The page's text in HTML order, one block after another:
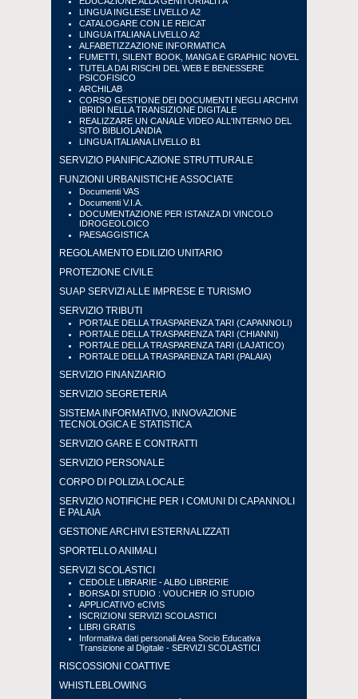
LINGUA INGLESE LIVELLO A2
CATALOGARE CON LE REICAT
LINGUA ITALIANA LIVELLO A2
ALFABETIZZAZIONE INFORMATICA
FUMETTI, SILENT BOOK, MANGA E GRAPHIC NOVEL
TUTELA DAI RISCHI DEL WEB E BENESSERE
PSICOFISICO
ARCHILAB
CORSO GESTIONE DEI DOCUMENTI NEGLI ARCHIVI
IBRIDI NELLA TRANSIZIONE DIGITALE
REALIZZARE UN CANALE VIDEO ALL'INTERNO DEL
SITO BIBLIOLANDIA
LINGUA ITALIANA LIVELLO B1
SERVIZIO PIANIFICAZIONE STRUTTURALE
FUNZIONI URBANISTICHE ASSOCIATE
Documenti VAS
Documenti V.I.A.
DOCUMENTAZIONE PER ISTANZA DI VINCOLO
IDROGEOLOICO
PAESAGGISTICA
REGOLAMENTO EDILIZIO UNITARIO
PROTEZIONE CIVILE
SUAP SERVIZI ALLE IMPRESE E TURISMO
SERVIZIO TRIBUTI
PORTALE DELLA TRASPARENZA TARI (CAPANNOLI)
PORTALE DELLA TRASPARENZA TARI (CHIANNI)
PORTALE DELLA TRASPARENZA TARI (LAJATICO)
PORTALE DELLA TRASPARENZA TARI (PALAIA)
SERVIZIO FINANZIARIO
SERVIZIO SEGRETERIA
SISTEMA INFORMATIVO, INNOVAZIONE
TECNOLOGICA E STATISTICA
SERVIZIO GARE E CONTRATTI
SERVIZIO PERSONALE
CORPO DI POLIZIA LOCALE
SERVIZIO NOTIFICHE PER I COMUNI DI CAPANNOLI
E PALAIA
GESTIONE ARCHIVI ESTERNALIZZATI
SPORTELLO ANIMALI
SERVIZI SCOLASTICI
CEDOLE LIBRARIE - ALBO LIBRERIE
BORSA DI STUDIO : VOUCHER IO STUDIO
APPLICATIVO eCIVIS
ISCRIZIONI SERVIZI SCOLASTICI
LIBRI GRATIS
Informativa dati personali Area Socio Educativa
Transizione al Digitale - SERVIZI SCOLASTICI
RISCOSSIONI COATTIVE
WHISTLEBLOWING